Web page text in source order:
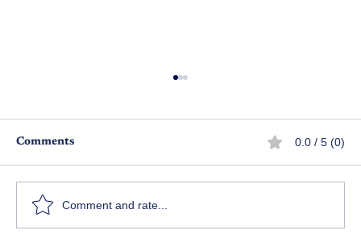
Comments 0.0 / 5 (0)
Comment and rate...